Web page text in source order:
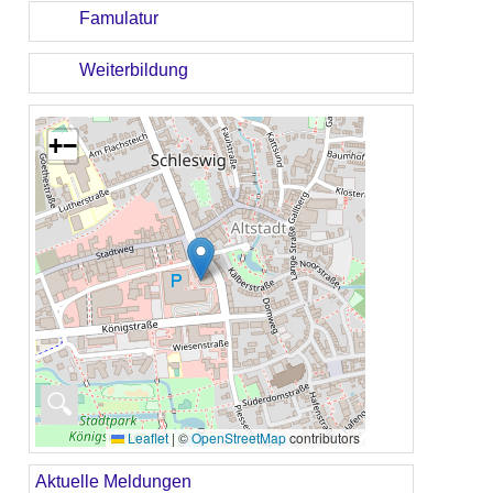
Famulatur
Weiterbildung
🔍
+−
Leaflet | ©OpenStreetMapcontributors
Aktuelle Meldungen